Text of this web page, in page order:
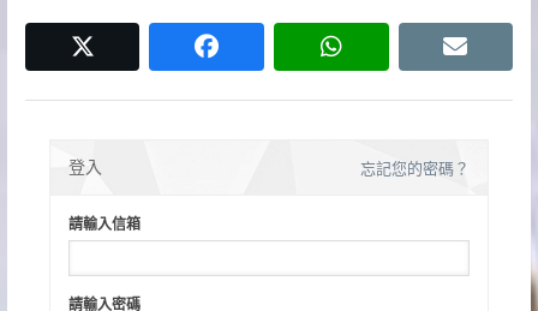
覽
facebook whatsapp email
登入 忘記您的密碼？
請輸入信箱
請輸入密碼